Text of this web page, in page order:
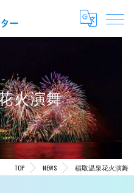
火演舞
TOP NEWS 稲取温泉花火演舞